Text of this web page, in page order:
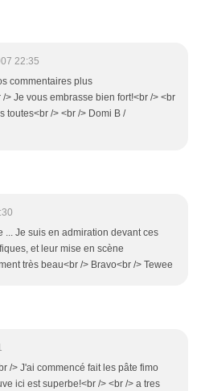
22:35
commentaires plus
> Je vous embrasse bien fort!<br /> <br
toutes<br /> <br /> Domi B /
... Je suis en admiration devant ces
et leur mise en scène
très beau<br /> Bravo<br /> Tewee
/> J'ai commencé fait les pâte fimo
ici est superbe!<br /> <br /> a tres